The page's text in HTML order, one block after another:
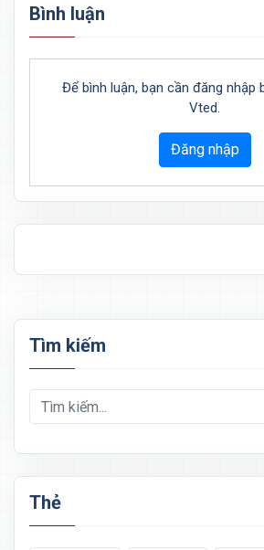
Bình luận
Để bình luận, bạn cần đăng nhập
Vted.
Đăng nhập
Tìm kiếm
Thẻ